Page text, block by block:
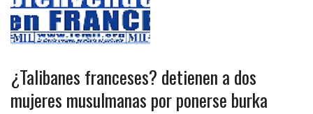
¿Talibanes franceses? detienen a dos
mujeres musulmanas por ponerse burka